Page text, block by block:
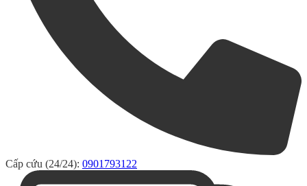
Cấp cứu (24/24): 0901793122